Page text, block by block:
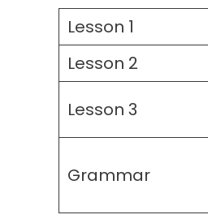
Lesson 1
Lesson 2
Lesson 3
Grammar